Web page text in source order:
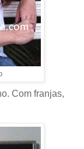
Com franjas,